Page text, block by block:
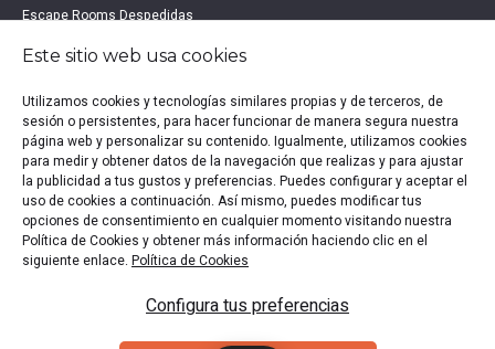
Escape Rooms Despedidas
Escape Rooms Familias
Escape Rooms Halloween
Escape Rooms San Valentín
Estudio de Mercado Escape Rooms 2021
Qué es un Escape Room
Qué es un Hall Escape
Escape Rooms en España
Este sitio web usa cookies
Utilizamos cookies y tecnologías similares propias y de terceros, de
sesión o persistentes, para hacer funcionar de manera segura nuestra
página web y personalizar su contenido. Igualmente, utilizamos cookies
para medir y obtener datos de la navegación que realizas y para ajustar
la publicidad a tus gustos y preferencias. Puedes configurar y aceptar el
uso de cookies a continuación. Así mismo, puedes modificar tus
opciones de consentimiento en cualquier momento visitando nuestra
Política de Cookies y obtener más información haciendo clic en el
siguiente enlace. Política de Cookies
Configura tus preferencias